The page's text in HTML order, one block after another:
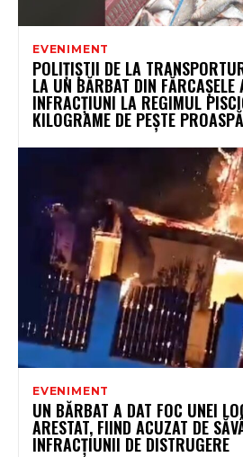
EVENIMENT
POLIȚIȘTII DE LA
LA UN BĂRBAT DIN FĂRCAȘELE
INFRACȚIUNI LA REGIMUL
KILOGRAME DE PEȘTE
EVENIMENT
UN BĂRBAT A DAT FOC UNEI
ARESTAT, FIIND ACUZAT DE
INFRACȚIUNII DE DISTRUGERE